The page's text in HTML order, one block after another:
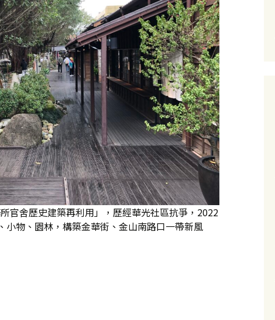
官舍歷史建築再利用」，歷經華光社區抗爭，2022
小物、園林，構築金華街、金山南路口一帶新風